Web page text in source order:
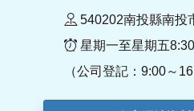
540202南投縣南投
星期一至星期五
（公司登記：9:00～